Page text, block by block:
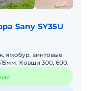
Sany SY35U
ямобур, винтовые
Ковши 300, 600.
час